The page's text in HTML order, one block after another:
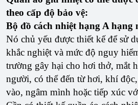
theo cấp độ bảo vệ:
Bộ đồ cách nhiệt hạng A hạng
Nó chủ yếu được thiết kế để sử
khắc nghiệt và mức độ nguy
trường gây hại cho hơi thở, mắt
người, có thể đến từ hơi, khí độc,
vào, ngâm mình hoặc tiếp xúc